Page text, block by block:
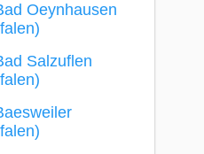
Oeynhausen
Salzuflen